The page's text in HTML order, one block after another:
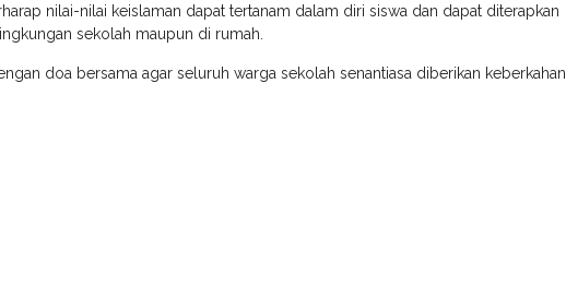
nilai-nilai keislaman dapat tertanam dalam diri siswa dan dapat diterapkan
sekolah maupun di rumah.
doa bersama agar seluruh warga sekolah senantiasa diberikan keberkahan,